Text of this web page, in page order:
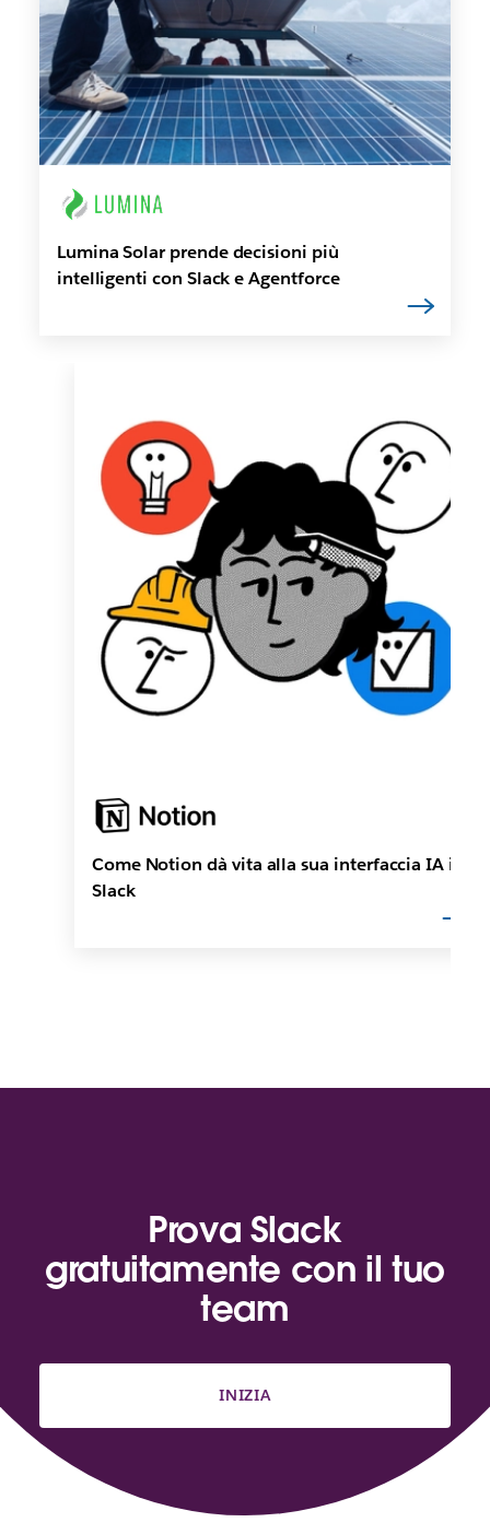
Lumina Solar prende decisioni più
intelligenti con Slack e Agentforce
Come Notion dà vita alla sua interfaccia IA in
Slack
Prova Slack
gratuitamente con il tuo
team
INIZIA